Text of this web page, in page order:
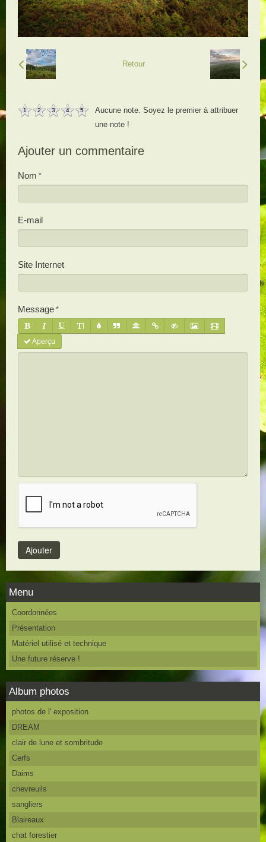
Retour
1 2 3 4 5
Aucune note. Soyez le premier à attribuer
une note !
Ajouter un commentaire
Nom
E-mail
Site Internet
Message
Aperçu
Menu
Coordonnées
Présentation
Matériel utilisé et technique
Une future réserve !
Album photos
photos de l' exposition
DREAM
clair de lune et sombritude
Cerfs
Daims
chevreuils
sangliers
Blaireaux
chat forestier